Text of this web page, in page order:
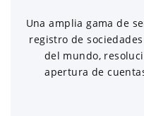
Una amplia gama de
registro de
del mundo,
apertura de